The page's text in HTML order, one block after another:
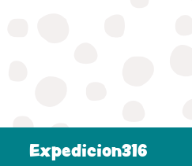
Expedicion316